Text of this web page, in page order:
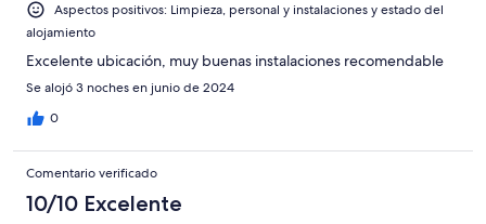
Aspectos positivos: Limpieza, personal y instalaciones y estado del
alojamiento
Excelente ubicación, muy buenas instalaciones recomendable
Se alojó 3 noches en junio de 2024
0
Comentario verificado
10/10 Excelente